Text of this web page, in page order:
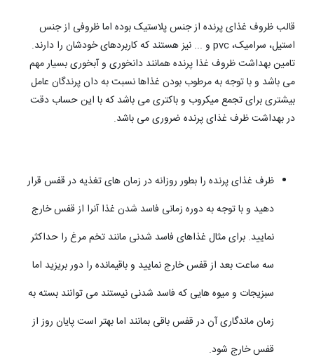
قالب ظروف غذای پرنده از جنس پلاستیک بوده اما ظروفی از جنس
استیل، سرامیک، pvc و ... نیز هستند که کاربردهای خودشان را دارند.
تامین بهداشت ظروف غذا پرنده همانند دانخوری و آبخوری بسیار مهم
می باشد و با توجه به مرطوب بودن غذاها نسبت به دان پرندگان عامل
بیشتری برای تجمع میکروب و باکتری می باشد که با این حساب دقت
در بهداشت ظرف غذای پرنده ضروری می باشد.
ظرف غذای پرنده را بطور روزانه در زمان های تغذیه در قفس قرار
دهید و با توجه به دوره زمانی فاسد شدن غذا آنرا از قفس خارج
نمایید. برای مثال غذاهای فاسد شدنی مانند تخم مرغ را حداکثر
سه ساعت بعد از قفس خارج نمایید و باقیمانده را دور بریزید اما
سبزیجات و میوه هایی که فاسد شدنی نیستند می توانند بسته به
زمان ماندگاری آن در قفس باقی بمانند اما بهتر است پایان روز از
قفس خارج شود.